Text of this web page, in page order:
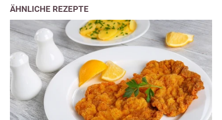
ÄHNLICHE REZEPTE